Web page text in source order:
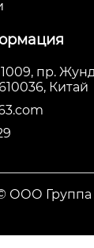
1009, пр.
Китай
ООО Группа